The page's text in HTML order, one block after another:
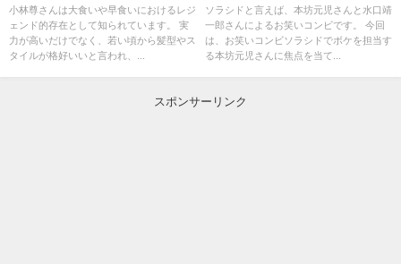
格好いい！
小林尊さんは大食いや早食いにおけるレジ
ェンド的存在として知られています。 実
力が高いだけでなく、若い頃から髪型やス
タイルが格好いいと言われ、...
歴！ジュニアとの関係！
ソラシドと言えば、本坊元児さんと水口靖
一郎さんによるお笑いコンビです。 今回
は、お笑いコンビソラシドでボケを担当す
る本坊元児さんに焦点を当て...
スポンサーリンク